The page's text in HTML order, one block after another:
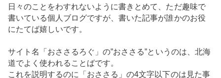
日々のことをわすれないように書きとめて、ただ趣味で
書いている個人ブログですが、書いた記事が誰かのお役
にたてば嬉しいです。
サイト名「おささるろぐ」の”おささる”というのは、北海
道でよく使われることばです。
これを説明するのに「おささる」の4文字以下のは見た事